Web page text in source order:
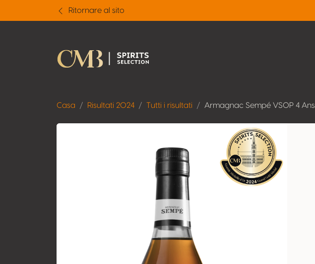
Ritornare al sito
Casa Risultati 2024 Tutti i risultati Armagnac Sempé VSOP 4 Ans